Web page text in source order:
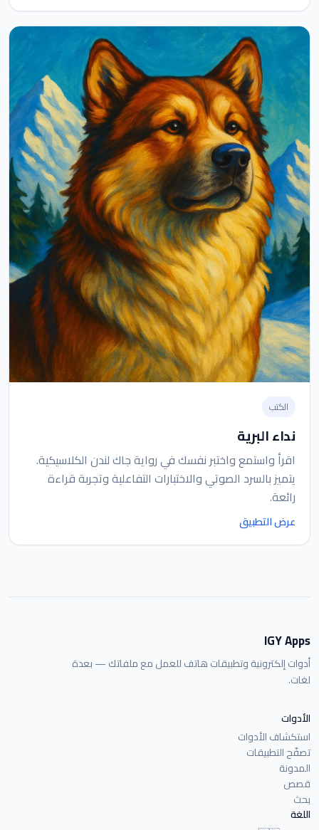
الكتب
نداء البرية
اقرأ واستمع واختبر نفسك في رواية جاك لندن الكلاسيكية.
يتميز بالسرد الصوتي والاختبارات التفاعلية وتجربة قراءة
رائعة.
عرض التطبيق
IGY Apps
أدوات إلكترونية وتطبيقات هاتف للعمل مع ملفاتك — بعدة
لغات.
الأدوات
استكشاف الأدوات
تصفّح التطبيقات
المدونة
قصص
بحث
اللغة